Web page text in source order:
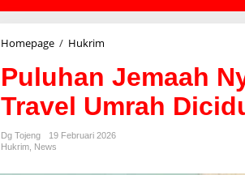
Homepage / Hukrim
h
a
n
Puluhan Jemaah
Travel Umrah
Dg Tojeng
19 Februari 2026
Hukrim News